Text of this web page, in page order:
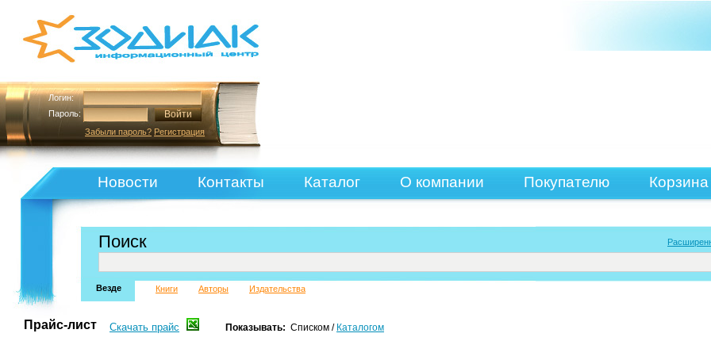
Новости Контакты Каталог О компании Покупателю Корзина
Логин:
Пароль:
Забыли пароль? Регистрация
Поиск
Везде Книги Авторы Издательства
Прайс-лист Скачать прайс Показывать: Списком / Каталогом